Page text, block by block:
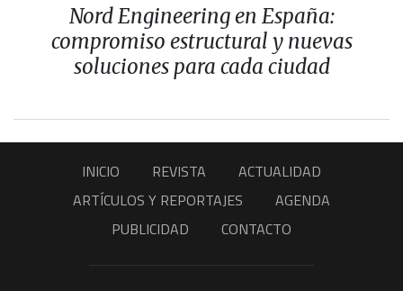
Nord Engineering en España:
compromiso estructural y nuevas
soluciones para cada ciudad
INICIO REVISTA
ACTUALIDAD
ARTÍCULOS Y REPORTAJES
AGENDA
PUBLICIDAD
CONTACTO